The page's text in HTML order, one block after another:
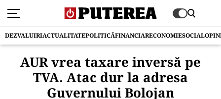
DEZVALUIRIACTUALITATEPOLITICĂFINANCIARECONOMIESOCIAL
AUR vrea taxare inversă pe
TVA. Atac dur la adresa
Guvernului Bolojan